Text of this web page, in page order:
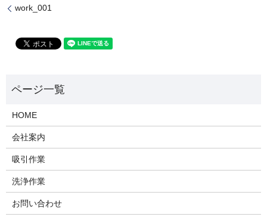
work_001
HOME
会社案内
吸引作業
洗浄作業
お問い合わせ